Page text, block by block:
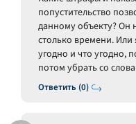
Ответить (0)
попустительство
данному объекту? Он
столько времени. Или
угодно и что угодно,
потом убрать со